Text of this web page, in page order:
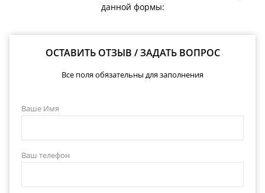
данной формы:
ОСТАВИТЬ ОТЗЫВ / ЗАДАТЬ ВОПРОС
Все поля обязательны для заполнения
Ваше Имя
Ваш телефон